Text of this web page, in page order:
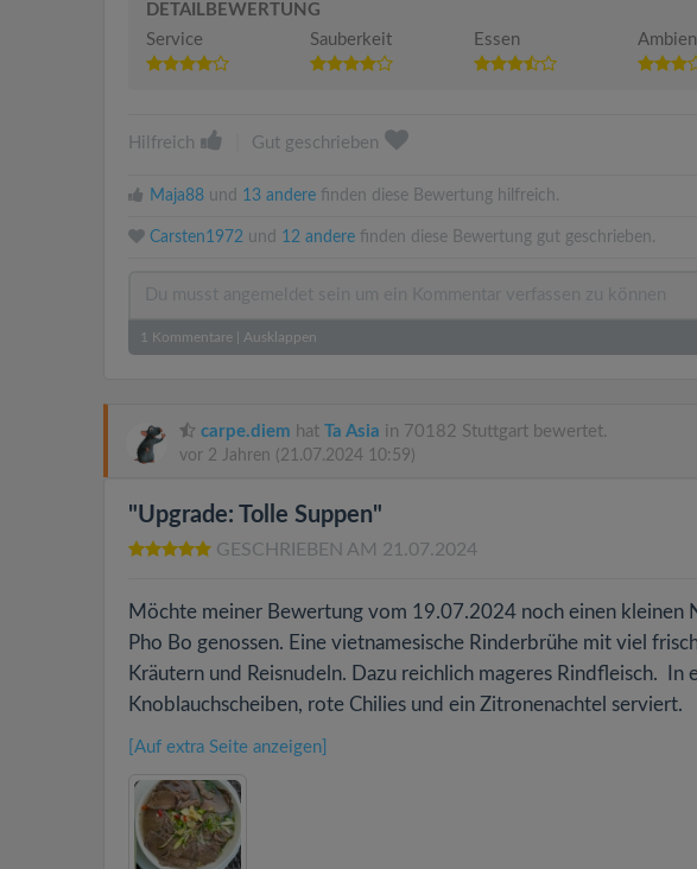
DETAILBEWERTUNG
Service
Sauberkeit Essen
Hilfreich Gut geschrieben
Maja88 und 13 andere finden diese Bewertung hilfreich.
Carsten1972 und 12 andere finden diese Bewertung gut geschrieben.
1 Kommentare Ausklappen
carpe.diem hat Ta Asia in 70182 Stuttgart bewertet.
vor 2 Jahren (21.07.2024 10:59)
"Upgrade: Tolle Suppen"
GESCHRIEBEN AM 21.07.2024
Möchte meiner Bewertung vom 19.07.2024 noch einen kleinen
Pho Bo genossen. Eine vietnamesische Rinderbrühe mit viel
Kräutern und Reisnudeln. Dazu reichlich mageres Rindfleisch. In
Knoblauchscheiben, rote Chilies und ein Zitronenachtel serviert.
[Auf extra Seite anzeigen]